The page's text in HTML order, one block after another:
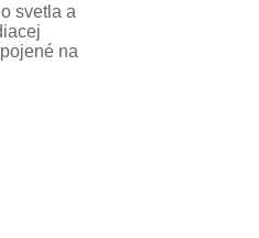
svetla a
na